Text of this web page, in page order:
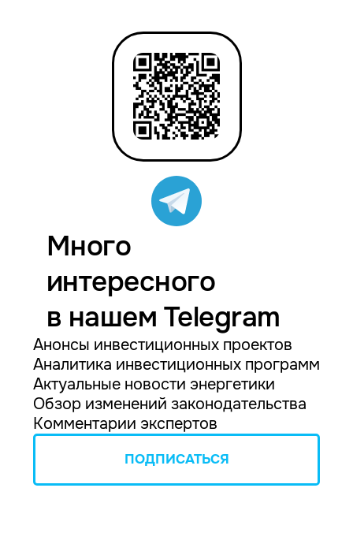
Много
интересного
в нашем Telegram
Анонсы инвестиционных проектов
Аналитика инвестиционных программ
Актуальные новости энергетики
Обзор изменений законодательства
Комментарии экспертов
ПОДПИСАТЬСЯ